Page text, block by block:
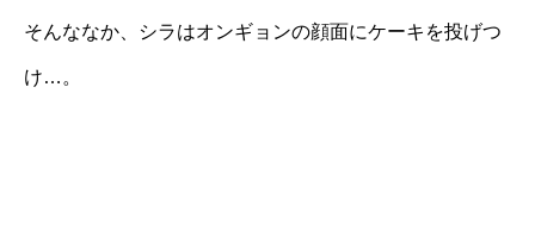
そんななか、シラはオンギョンの顔面にケーキを投げつ
け…。